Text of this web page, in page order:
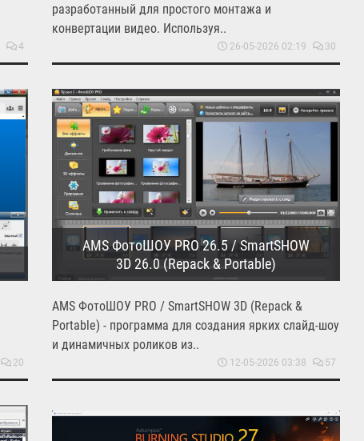
4
разработанный для простого монтажа и
конвертации видео. Используя..
26-05-2026 02:19 30
20
AMS ФотоШОУ PRO 26.5 / SmartSHOW
3D 26.0 (Repack & Portable)
AMS ФотоШОУ PRO / SmartSHOW 3D (Repack &
Portable) - программа для создания ярких слайд-шоу
и динамичных роликов из..
12-05-2026 03:38 57